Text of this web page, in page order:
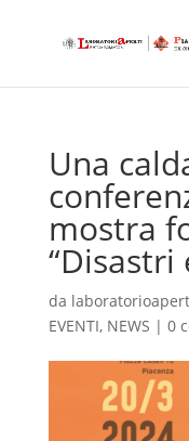
Una
mostra
“Disastri
da
EVENTI, NEWS | 0